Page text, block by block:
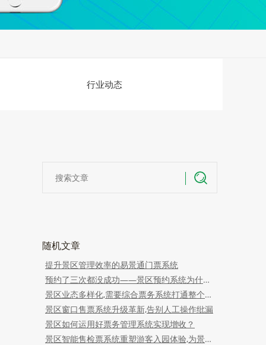
行业动态
随机文章
提升景区管理效率的易景通门票系统
预约了三次都没成功——景区预约系统为什么总有人卡在半路上
景区业态多样化,需要综合票务系统打通整个旅游链条
景区窗口售票系统升级革新,告别人工操作纰漏
景区如何运用好票务管理系统实现增收？
景区智能售检票系统重塑游客入园体验,为景区发展注入新的活力!